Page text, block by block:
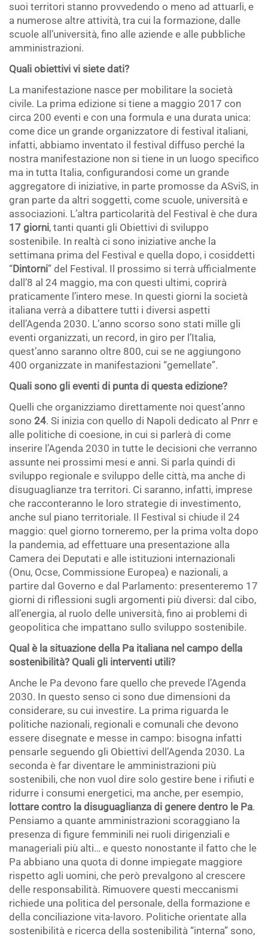
suoi territori stanno provvedendo o meno ad attuarli, e
a numerose altre attività, tra cui la formazione, dalle
scuole all’università, fino alle aziende e alle pubbliche
amministrazioni.
Quali obiettivi vi siete dati?
La manifestazione nasce per mobilitare la società
civile. La prima edizione si tiene a maggio 2017 con
circa 200 eventi e con una formula e una durata unica:
come dice un grande organizzatore di festival italiani,
infatti, abbiamo inventato il festival diffuso perché la
nostra manifestazione non si tiene in un luogo specifico
ma in tutta Italia, configurandosi come un grande
aggregatore di iniziative, in parte promosse da ASviS, in
gran parte da altri soggetti, come scuole, università e
associazioni. L’altra particolarità del Festival è che dura
17 giorni, tanti quanti gli Obiettivi di sviluppo
sostenibile. In realtà ci sono iniziative anche la
settimana prima del Festival e quella dopo, i cosiddetti
“Dintorni” del Festival. Il prossimo si terrà ufficialmente
dall’8 al 24 maggio, ma con questi ultimi, coprirà
praticamente l’intero mese. In questi giorni la società
italiana verrà a dibattere tutti i diversi aspetti
dell’Agenda 2030. L’anno scorso sono stati mille gli
eventi organizzati, un record, in giro per l’Italia,
quest’anno saranno oltre 800, cui se ne aggiungono
400 organizzate in manifestazioni “gemellate”.
Quali sono gli eventi di punta di questa edizione?
Quelli che organizziamo direttamente noi quest’anno
sono 24. Si inizia con quello di Napoli dedicato al Pnrr e
alle politiche di coesione, in cui si parlerà di come
inserire l’Agenda 2030 in tutte le decisioni che verranno
assunte nei prossimi mesi e anni. Si parla quindi di
sviluppo regionale e sviluppo delle città, ma anche di
disuguaglianze tra territori. Ci saranno, infatti, imprese
che racconteranno le loro strategie di investimento,
anche sul piano territoriale. Il Festival si chiude il 24
maggio: quel giorno torneremo, per la prima volta dopo
la pandemia, ad effettuare una presentazione alla
Camera dei Deputati e alle istituzioni internazionali
(Onu, Ocse, Commissione Europea) e nazionali, a
partire dal Governo e dal Parlamento: presenteremo 17
giorni di riflessioni sugli argomenti più diversi: dal cibo,
all’energia, al ruolo delle università, fino ai problemi di
geopolitica che impattano sullo sviluppo sostenibile.
Qual è la situazione della Pa italiana nel campo della
sostenibilità? Quali gli interventi utili?
Anche le Pa devono fare quello che prevede l’Agenda
2030. In questo senso ci sono due dimensioni da
considerare, su cui investire. La prima riguarda le
politiche nazionali, regionali e comunali che devono
essere disegnate e messe in campo: bisogna infatti
pensarle seguendo gli Obiettivi dell’Agenda 2030. La
seconda è far diventare le amministrazioni più
sostenibili, che non vuol dire solo gestire bene i rifiuti e
ridurre i consumi energetici, ma anche, per esempio,
lottare contro la disuguaglianza di genere dentro le Pa.
Pensiamo a quante amministrazioni scoraggiano la
presenza di figure femminili nei ruoli dirigenziali e
manageriali più alti… e questo nonostante il fatto che le
Pa abbiano una quota di donne impiegate maggiore
rispetto agli uomini, che però prevalgono al crescere
delle responsabilità. Rimuovere questi meccanismi
richiede una politica del personale, della formazione e
della conciliazione vita-lavoro. Politiche orientate alla
sostenibilità e ricerca della sostenibilità “interna” sono,